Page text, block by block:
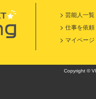
芸能人一覧
仕事を依頼
マイページ
Copyright ©